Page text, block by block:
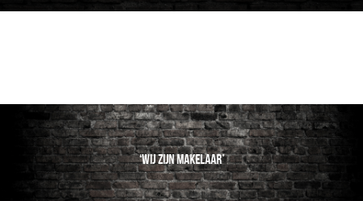
‘Wij zijn makelaar’